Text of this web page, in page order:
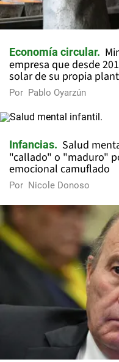
Economía circular
empresa que desde
solar de su propia
Por Pablo Oyarzún
Infancias
Salud
"callado" o "maduro"
emocional camuflado
Por Nicole Donoso